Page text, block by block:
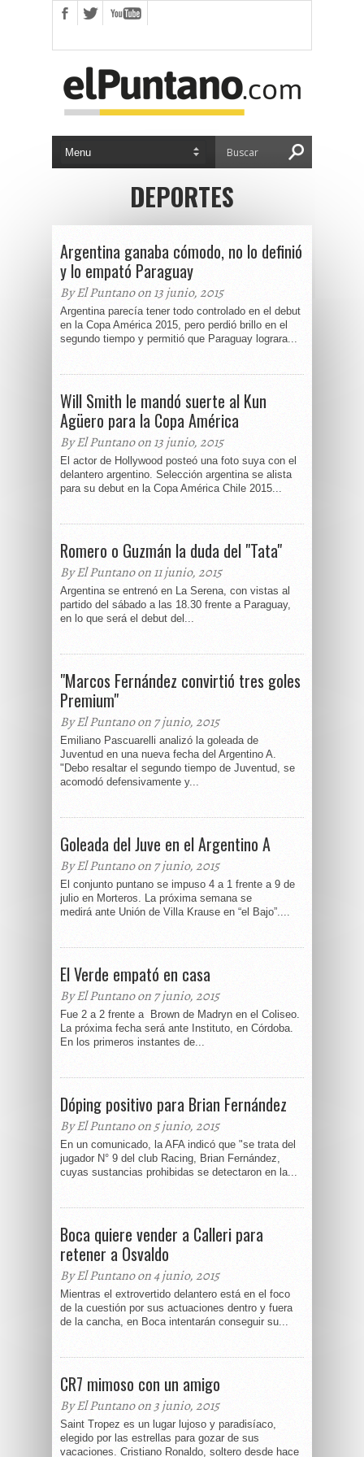
DEPORTES
Argentina ganaba cómodo, no lo definió
y lo empató Paraguay
By El Puntano on 13 junio, 2015
Argentina parecía tener todo controlado en el debut
en la Copa América 2015, pero perdió brillo en el
segundo tiempo y permitió que Paraguay lograra...
Will Smith le mandó suerte al Kun
Agüero para la Copa América
By El Puntano on 13 junio, 2015
El actor de Hollywood posteó una foto suya con el
delantero argentino. Selección argentina se alista
para su debut en la Copa América Chile 2015...
Romero o Guzmán la duda del "Tata"
By El Puntano on 11 junio, 2015
Argentina se entrenó en La Serena, con vistas al
partido del sábado a las 18.30 frente a Paraguay,
en lo que será el debut del...
"Marcos Fernández convirtió tres goles
Premium"
By El Puntano on 7 junio, 2015
Emiliano Pascuarelli analizó la goleada de
Juventud en una nueva fecha del Argentino A.
"Debo resaltar el segundo tiempo de Juventud, se
acomodó defensivamente y...
Goleada del Juve en el Argentino A
By El Puntano on 7 junio, 2015
El conjunto puntano se impuso 4 a 1 frente a 9 de
julio en Morteros. La próxima semana se
medirá ante Unión de Villa Krause en “el Bajo”....
El Verde empató en casa
By El Puntano on 7 junio, 2015
Fue 2 a 2 frente a Brown de Madryn en el Coliseo.
La próxima fecha será ante Instituto, en Córdoba.
En los primeros instantes de...
Dóping positivo para Brian Fernández
By El Puntano on 5 junio, 2015
En un comunicado, la AFA indicó que "se trata del
jugador N° 9 del club Racing, Brian Fernández,
cuyas sustancias prohibidas se detectaron en la...
Boca quiere vender a Calleri para
retener a Osvaldo
By El Puntano on 4 junio, 2015
Mientras el extrovertido delantero está en el foco
de la cuestión por sus actuaciones dentro y fuera
de la cancha, en Boca intentarán conseguir su...
CR7 mimoso con un amigo
By El Puntano on 3 junio, 2015
Saint Tropez es un lugar lujoso y paradisíaco,
elegido por las estrellas para gozar de sus
vacaciones. Cristiano Ronaldo, soltero desde hace